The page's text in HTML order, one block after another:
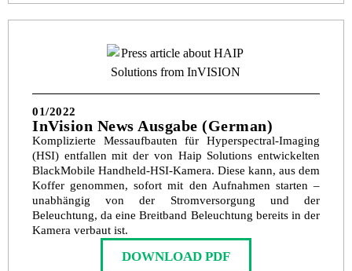
01/2022
InVision News Ausgabe (German)
Komplizierte Messaufbauten für Hyperspectral-Imaging
(HSI) entfallen mit der von Haip Solutions entwickelten
BlackMobile Handheld-HSI-Kamera. Diese kann, aus dem
Koffer genommen, sofort mit den Aufnahmen starten –
unabhängig von der Stromversorgung und der
Beleuchtung, da eine Breitband Beleuchtung bereits in der
Kamera verbaut ist.
DOWNLOAD PDF